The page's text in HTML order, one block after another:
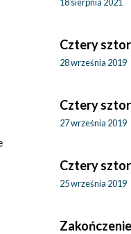
Cztery
28 września 2019
Cztery
27 września 2019
Cztery
25 września 2019